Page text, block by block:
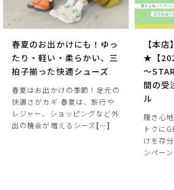
春夏のお出かけにも！ゆっ
たり・軽い・柔らかい、三
拍子揃った快適シューズ
春夏はお出かけの季節！足元の
快適さがカギ 春夏は、旅行や
レジャー、ショッピングなど外
出の機会が増えるシーズ[…]
【本
★【
～
間の受
ル
履き心
トクに
けを存
ンペーン